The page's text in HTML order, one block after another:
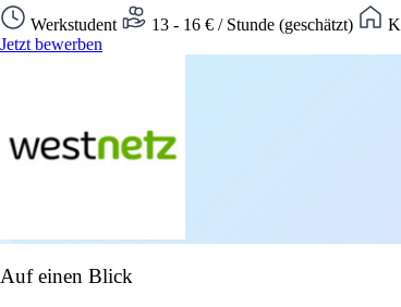
Werkstudent 13 - 16 € / Stunde (geschätzt)
Jetzt bewerben
Auf einen Blick